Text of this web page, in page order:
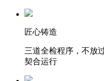
匠心铸造
三道全检程序，不放
契合运行